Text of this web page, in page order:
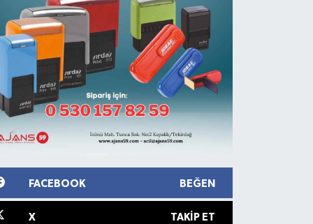
FACEBOOK BEĞEN
X TAKIP ET